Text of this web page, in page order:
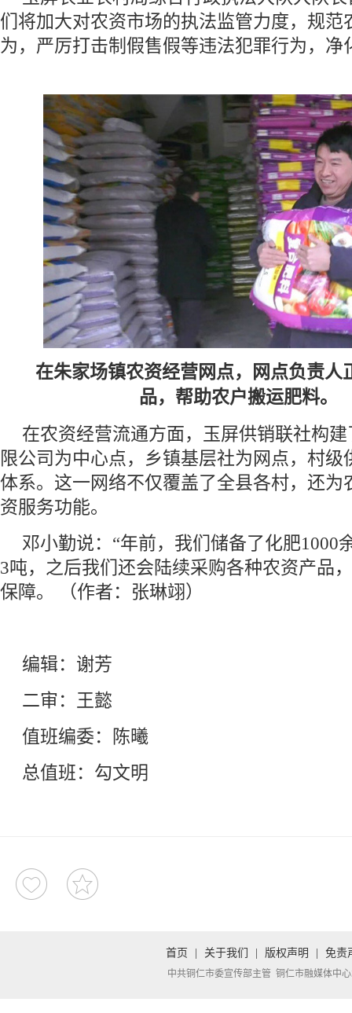
们将加大对农资市场的执法监管力度，规范
为，严厉打击制假售假等违法犯罪行为，
在朱家场镇农资经营网点，网点负责人
品，帮助农户搬运肥
在农资经营流通方面，玉屏供销联社构
限公司为中心点，乡镇基层社为网点，村级
体系。这一网络不仅覆盖了全县各村，还为
资服务功能。
邓小勤说：“年前，我们储备了化肥1000
3吨，之后我们还会陆续采购各种农资产品
保障。 （作者：张琳翊）
编辑：谢芳
二审：王懿
值班编委：陈曦
总值班：勾文明
首页 关于我们 版权声明 免责
中共铜仁市委宣传部主管 铜仁市融媒体中心